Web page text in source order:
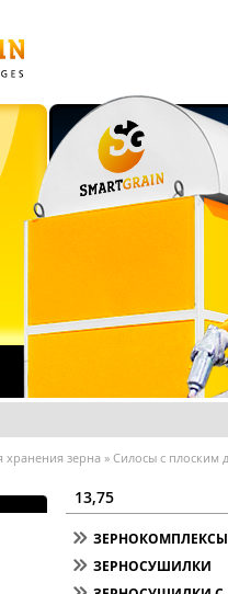
13,75
ЗЕРНОСУШИЛКИ
хранения зерна » Силосы с плоским